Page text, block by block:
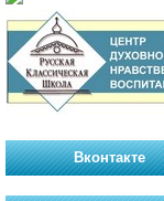
Вконтакте